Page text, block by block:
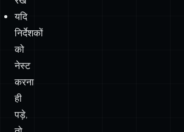
यदि
निर्देशकों
को
नेस्ट
करना
ही
पड़े,